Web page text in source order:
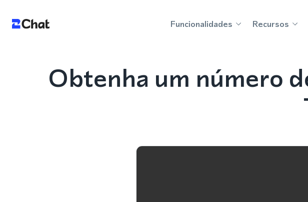
Funcionalidades Recursos
Obtenha um número